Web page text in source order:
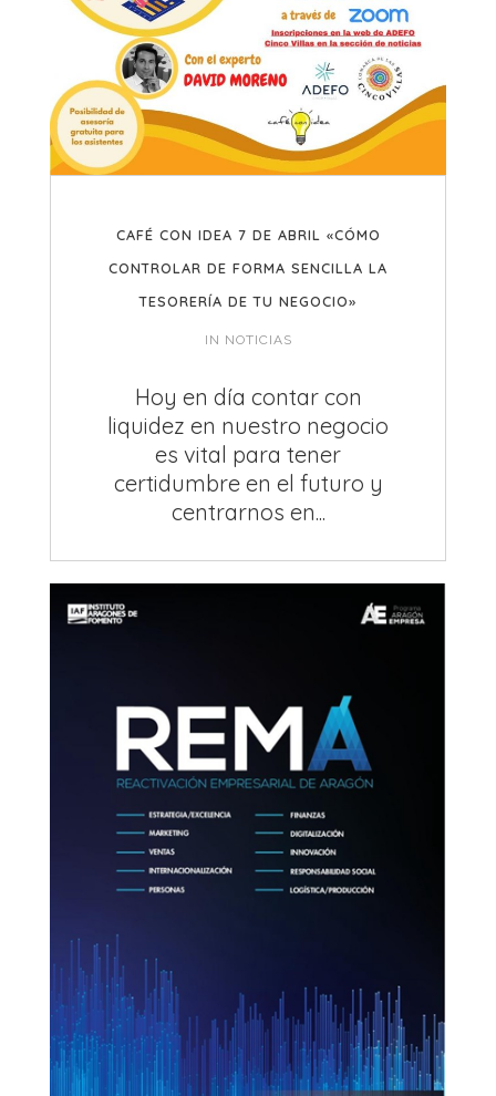
CAFÉ CON IDEA 7 DE ABRIL «CÓMO
CONTROLAR DE FORMA SENCILLA LA
TESORERÍA DE TU NEGOCIO»
IN NOTICIAS
Hoy en día contar con
liquidez en nuestro negocio
es vital para tener
certidumbre en el futuro y
centrarnos en...